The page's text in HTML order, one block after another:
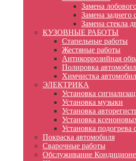
Замена
Замена заднего
Замена стекла
КУЗОВНЫЕ РАБОТЫ
Стапельные работы
Жестяные работы
Антикоррозийная
Полировка
Химчистка
ЭЛЕКТРИКА
Установка
Установка музыки
Установка
Установка
Установка подогрева
Покраска автомобиля
Сварочные работы
Обслуживание